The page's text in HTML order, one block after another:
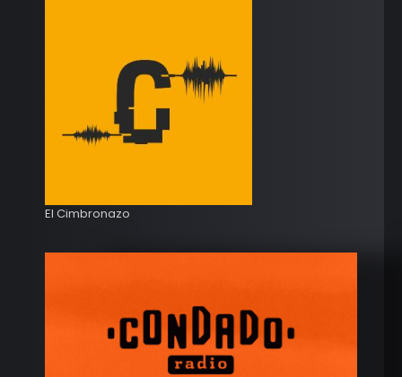
El Cimbronazo